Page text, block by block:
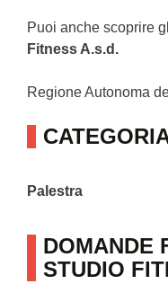
Puoi anche scoprire
Fitness A.s.d.
Regione Autonoma
Palestra
DOMANDE
STUDIO